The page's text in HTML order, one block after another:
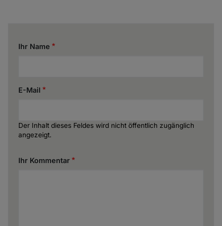
Ihr Name
E-Mail
Der Inhalt dieses Feldes wird nicht öffentlich zugänglich
angezeigt.
Ihr Kommentar